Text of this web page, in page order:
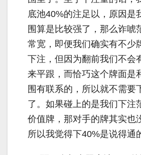
底池40%的注足以，原因是
围算是比较强了，那么诈唬
常宽，即便我们确实有不少
下注，但因为翻前我们不会
来平跟，而恰巧这个牌面是
围有联系的，所以就不需要
了。如果碰上的是我们下注
价值牌，那对手的牌其实也
所以我觉得下40%是说得通